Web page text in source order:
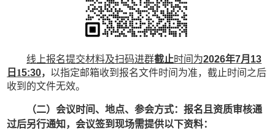
线上报名提交材料及扫码进群截止时间为2026年7月 13
日 15:30， 以指定邮箱收到报名文件时间为准，截止时间之后
收到的文件无效。
（二）会议时间、地点、参会方式：报名且资质审核通
过后另行通知，会议签到现场需提供以下资料：